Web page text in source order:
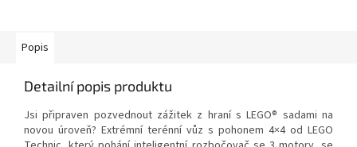
Popis
Detailní popis produktu
Jsi připraven pozvednout zážitek z hraní s LEGO® sadami na
novou úroveň? Extrémní terénní vůz s pohonem 4×4 od LEGO